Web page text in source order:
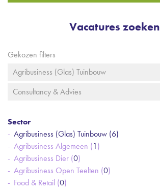
Vacatures zoeken
Gekozen filters
Agribusiness (Glas) Tuinbouw
Consultancy & Advies
Sector
Agribusiness (Glas) Tuinbouw (6)
Agribusiness Algemeen (1)
Agribusiness Dier (0)
Agribusiness Open Teelten (0)
Food & Retail (0)